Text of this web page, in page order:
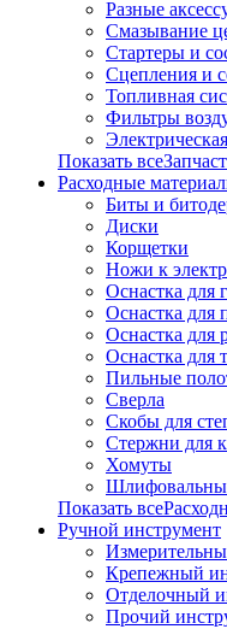
Разные
Смазывание
Стартеры и
Сцепления и
Топливная
Фильтры
Показать
Расходные
Биты и
Диски
Корщетки
Ножи к
Оснастка для
Оснастка для
Оснастка для
Оснастка для
Пильные
Сверла
Скобы для
Стержни для
Хомуты
Показать
Ручной инструмент
Крепежный
Отделочный
Прочий